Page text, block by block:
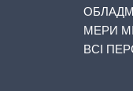
МЕРИ
ВСІ